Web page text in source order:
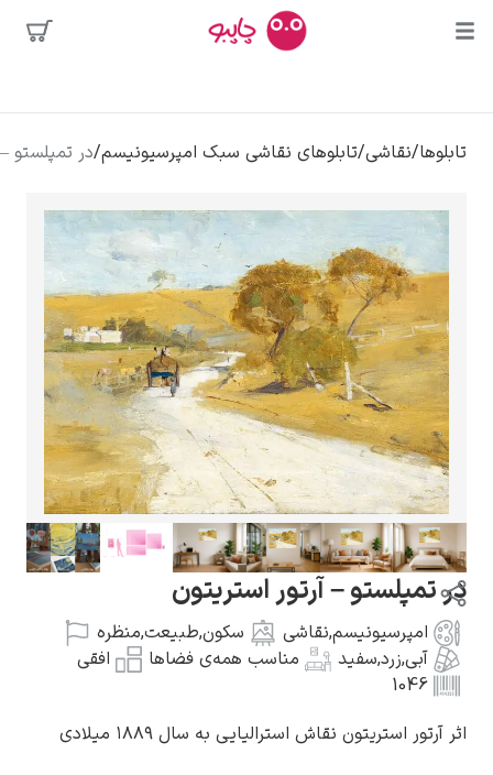
محبوب‌ترین
هنرمندان
کلود مونه
ونسان ون گوگ
گوستاو کلیمت
/تابلوهای نقاشی سبک امپرسیونیسم/ در تمپلستو – آرتور استریتون
– آرتور استریتون
,نقاشی سکون,طبیعت منظره
سفید مناسب همه‌ی فضاها افقی
نقاش استرالیایی به سال ۱۸۸۹ میلادی